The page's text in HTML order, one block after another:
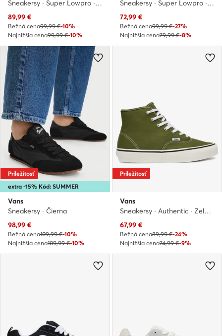
Sneakersy · Super Lowpro · Žltá
Aktuálna cena
89,99 €
Bežná cena99,99 €-10%
Najnižšia cena99,99 €-10%
Sneakersy · Super Lowpro · Čierna
Aktuálna cena
72,99 €
Bežná cena99,99 €-27%
Najnižšia cena79,99 €-8%
extra -15% Kód: SUMMER
Príležitosť
Vans
Sneakersy · Čierna
Aktuálna cena
98,99 €
Bežná cena109,99 €-10%
Najnižšia cena109,99 €-10%
Príležitosť
Vans
Sneakersy · Authentic · Zelená
Aktuálna cena
67,99 €
Bežná cena89,99 €-24%
Najnižšia cena74,99 €-9%